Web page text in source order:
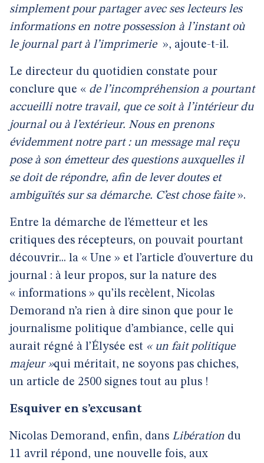
simplement pour partager avec ses lecteurs les
informations en notre possession à l’instant où
le journal part à l’imprimerie », ajoute-t-il.
Le directeur du quotidien constate pour
conclure que « de l’incompréhension a pourtant
accueilli notre travail, que ce soit à l’intérieur du
journal ou à l’extérieur. Nous en prenons
évidemment notre part : un message mal reçu
pose à son émetteur des questions auxquelles il
se doit de répondre, afin de lever doutes et
ambiguïtés sur sa démarche. C’est chose faite».
Entre la démarche de l’émetteur et les
critiques des récepteurs, on pouvait pourtant
découvrir... la « Une » et l’article d’ouverture du
journal : à leur propos, sur la nature des
« informations » qu’ils recèlent, Nicolas
Demorand n’a rien à dire sinon que pour le
journalisme politique d’ambiance, celle qui
aurait régné à l’Élysée est « un fait politique
majeur »qui méritait, ne soyons pas chiches,
un article de 2500 signes tout au plus !
Esquiver en s’excusant
Nicolas Demorand, enfin, dans Libération du
11 avril répond, une nouvelle fois, aux